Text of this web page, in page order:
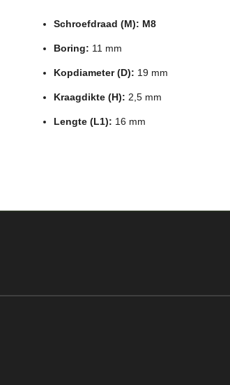
Schroefdraad (M): M8
Boring: 11 mm
Kopdiameter (D): 19 mm
Kraagdikte (H): 2,5 mm
Lengte (L1): 16 mm